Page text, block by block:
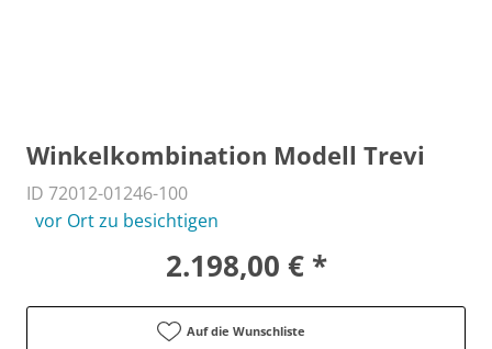
Winkelkombination Modell Trevi
ID 72012-01246-100
vor Ort zu besichtigen
2.198,00 € *
Auf die Wunschliste